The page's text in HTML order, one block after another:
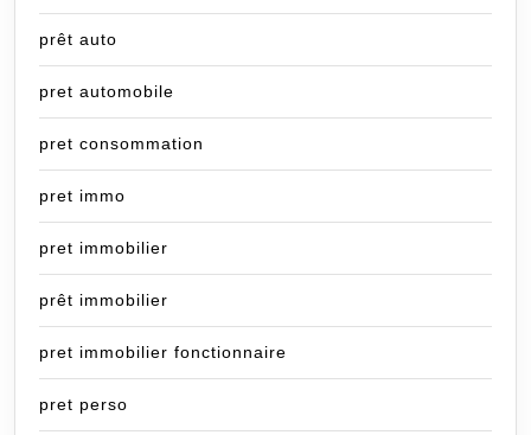
prêt auto
pret automobile
pret consommation
pret immo
pret immobilier
prêt immobilier
pret immobilier fonctionnaire
pret perso